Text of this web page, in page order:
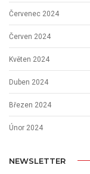
Červenec 2024
Červen 2024
Květen 2024
Duben 2024
Březen 2024
Únor 2024
NEWSLETTER